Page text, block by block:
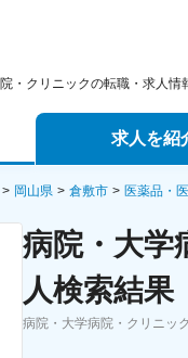
・クリニックの転職・求人情
求人を紹
エージェントサー
スカウトサービス
パートナーエージ
岡山県 倉敷市 医薬品・
病院・大学
人検索結果
病院・大学病院・クリニッ